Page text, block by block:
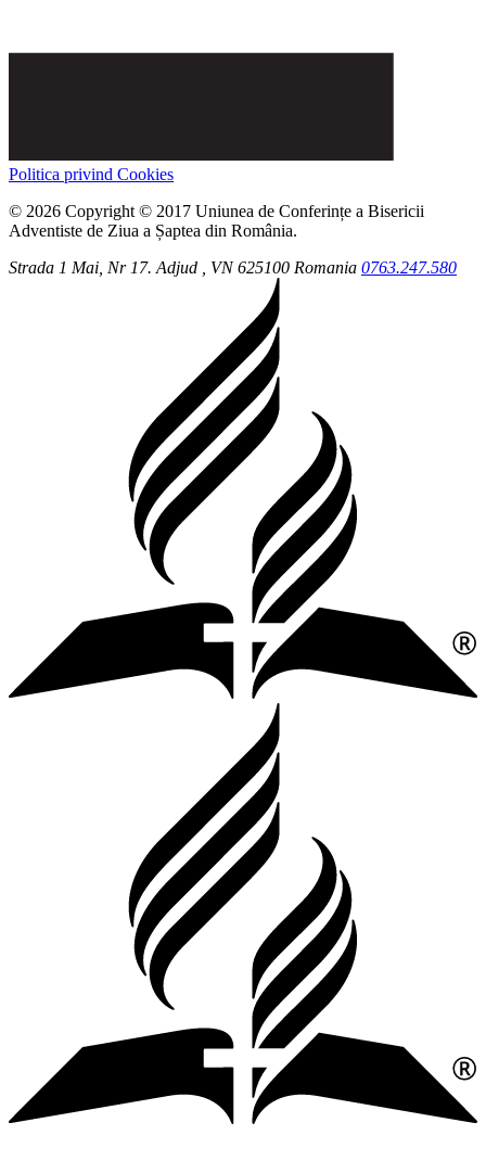
Politica privind Cookies
© 2026 Copyright © 2017 Uniunea de Conferințe a Bisericii
Adventiste de Ziua a Șaptea din România.
Strada 1 Mai, Nr 17.Adjud , VN 625100 Romania 0763.247.580